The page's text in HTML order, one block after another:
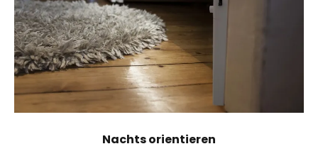
Nachts orientieren